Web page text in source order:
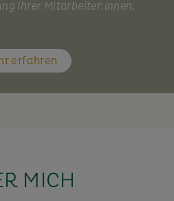
Ihrer Mitarbeiter:innen.
erfahren
MICH